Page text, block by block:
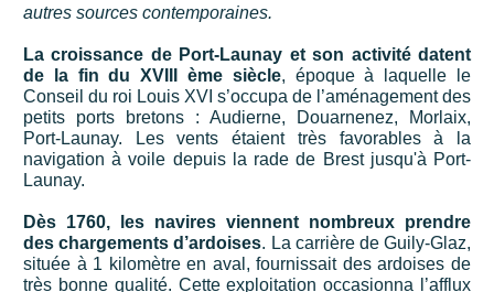
autres sources contemporaines.
La croissance de Port-Launay et son activité datent
de la fin du XVIII ème siècle, époque à laquelle le
Conseil du roi Louis XVI s’occupa de l’aménagement des
petits ports bretons : Audierne, Douarnenez, Morlaix,
Port-Launay. Les vents étaient très favorables à la
navigation à voile depuis la rade de Brest jusqu'à Port-
Launay.
Dès 1760, les navires viennent nombreux prendre
des chargements d’ardoises. La carrière de Guily-Glaz,
située à 1 kilomètre en aval, fournissait des ardoises de
très bonne qualité. Cette exploitation occasionna l’afflux